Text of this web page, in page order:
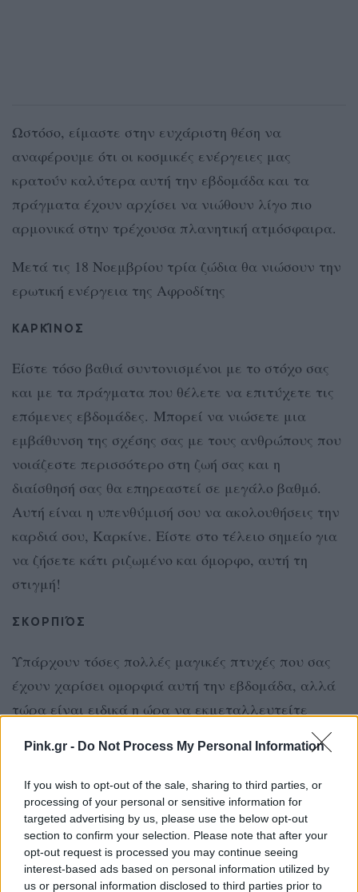
Pink.gr - Do Not Process My Personal Information
If you wish to opt-out of the sale, sharing to third parties, or
processing of your personal or sensitive information for
targeted advertising by us, please use the below opt-out
section to confirm your selection. Please note that after your
opt-out request is processed you may continue seeing
interest-based ads based on personal information utilized by
us or personal information disclosed to third parties prior to
Ωστόσο, είμαστε στην ευχάριστη θέση να
αναφέρουμε ότι οι κοσμικές ενέργειες μας
κρατούν καλύτερα αυτή την εβδομάδα και τα
πράγματα έχουν αρχίσει να νιώθουν λίγο πιο
αρμονικά στην τρέχουσα πλανητική ατμόσφαιρα.
Μετά τις 18 Νοεμβρίου τρία ζώδια θα νιώσουν την
ερωτική ενέργεια της Αφροδίτης
ΚΑΡΚΊΝΟΣ
Είστε τόσο βαθιά συντονισμένοι με το στόχο σας
και με τα πράγματα που θέλετε να επιτύχετε τις
επόμενες εβδομάδες. Μπορεί να νιώσετε μια
εμβάθυνση της σχέσης σας με τους ανθρώπους που
νοιάζεστε περισσότερο στη ζωή σας και η
διαίσθησή σας θα επηρεαστεί σε μεγάλο βαθμό.
Αυτή είναι η υπενθύμισή σου να ακολουθήσεις την
καρδιά σου, Καρκίνε. Είστε στο τέλειο σημείο για
να ζήσετε κάτι ριζωμένο και όμορφο, αυτή τη
στιγμή!
ΣΚΟΡΠΙΌΣ
Υπάρχουν τόσες πολλές μαγικές πτυχές που σας
έχουν χαρίσει ομορφιά αυτή την εβδομάδα, αλλά
τώρα είναι ειδικά η ώρα να εκμεταλλευτείτε
Αφροδίτη, ο Ερμής και ο Ήλιος ενώσουν τις
δυνάμεις τους με τον ακμαίο Δία - ο πέμπτος οίκος
του πάθους και της έκφρασης θα πάρει φωτιά.
Αυτό θα σας βοηθήσει να ενδυναμώσετε να
ακολουθήσετε αυτό που πραγματικά επιθυμεί η
καρδιά σας.